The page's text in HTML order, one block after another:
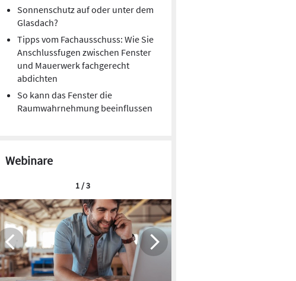
Sonnenschutz auf oder unter dem
Glasdach?
Tipps vom Fachausschuss: Wie Sie
Anschlussfugen zwischen Fenster
und Mauerwerk fachgerecht
abdichten
So kann das Fenster die
Raumwahrnehmung beeinflussen
Webinare
1 / 3